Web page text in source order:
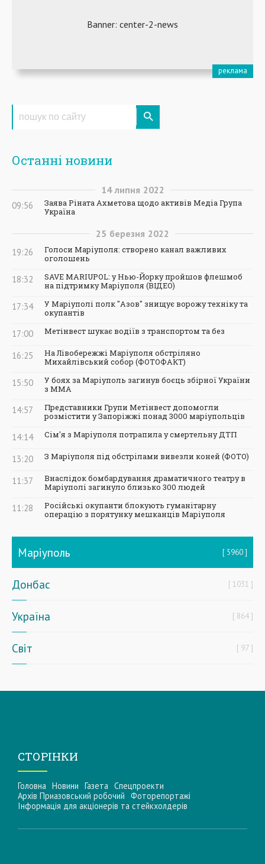
Останні новини
14 липня 2022
09:56
Заява Ріната Ахметова щодо активів Медіа Група
Україна
25 березня 2022
19:26
Голоси Маріуполя: створено канал важливих
оголошень
18:32
SAVE MARIUPOL: у Нью-Йорку пройшов флешмоб
на підтримку Маріуполя (ВІДЕО)
17:34
У Маріуполі полк "Азов" знищує ворожу техніку та
окупантів
17:00 Метінвест шукає водіїв з транспортом та без
16:25
На Лівобережжі Маріуполя обстріляно
Михайлівський собор (ФОТОФАКТ)
15:50
У боях за Маріуполь загинув боєць збірної України
з ММА
14:57
Представники Групи Метінвест допомогли
розмістити у Запоріжжі понад 3000 маріупольців
14:14 Сім'я з Маріуполя потрапила у смертельну ДТП
13:20 З Маріуполя під обстрілами вивезли коней (ФОТО)
11:37
Внаслідок бомбардування драматичного театру в
Маріуполі загинуло близько 300 людей
11:28
Російські окупанти блокують гуманітарну
операцію з порятунку мешканців Маріуполя
Маріуполь 5960
Донбас 1031
Україна 864
Світ 97
СТОРІНКИ
Головна Новини Газета Спецпроекти
Архів Приазовський робочий Фоторепортажі
Інформацiя для акцiонерiв та стейкхолдерiв